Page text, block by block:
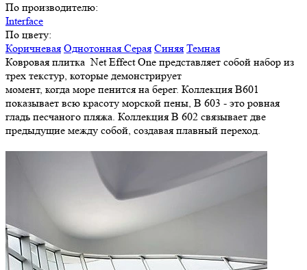
По производителю:
Interface
По цвету:
Коричневая Однотонная Серая Синяя Темная
Ковровая плитка Net Effect One представляет собой набор из
трех текстур, которые демонстрирует
момент, когда море пенится на берег. Коллекция B601
показывает всю красоту морской пены, B 603 - это ровная
гладь песчаного пляжа. Коллекция В 602 связывает две
предыдущие между собой, создавая плавный переход.